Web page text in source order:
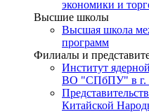
экономики и
Высшие школы
Высшая школа
программ
Филиалы и
Институт
ВО "СПбПУ" в г.
Китайской